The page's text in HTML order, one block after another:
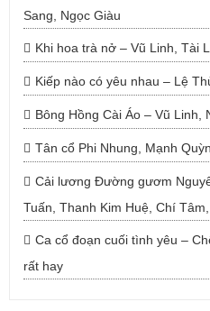
Sang, Ngọc Giàu
Khi hoa trà nở – Vũ Linh, Tài
Kiếp nào có yêu nhau – Lệ
Bông Hồng Cài Áo – Vũ Linh,
Tân cổ Phi Nhung, Mạnh
Cải lương Đường gươm
Tuấn, Thanh Kim Huệ, Chí
Ca cổ đoạn cuối tình yêu –
rất hay